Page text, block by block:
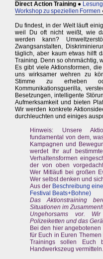
Direct Action Training ●
Workshop zu speziellen Formen
Du findest, in der Welt läuft
weil Du oft nicht weißt, wie
werden kann?
Zwangsanstalten,
täglich, aber kaum etwas hilft
Training. Denn so ohnmächtig,
Es gibt viele Aktionsformen,
uns wirksamer wehren zu
Stimme zu erheben
Kommunikationsguerilla,
Besetzungen, intelligente
Aufmerksamkeit und bieten
Wir werden konkrete
durchleuchten und einiges
Hinweis: Unsere
fundamental von dem,
Kampagnen und
werdet Ihr auf
Verhaltensformen
der von oben
Wer Mitläufi bei großen
Wer selbst denken und
Aus der Beschreibung
Festival Beats+Bohne)
Das Aktionstraining
Situationen im
Ungehorsams vor.
Polizeiketten und das
Bei den hier
für Euch in Euren
Trainings sollen Euch
Handwerkszeug vermitteln.